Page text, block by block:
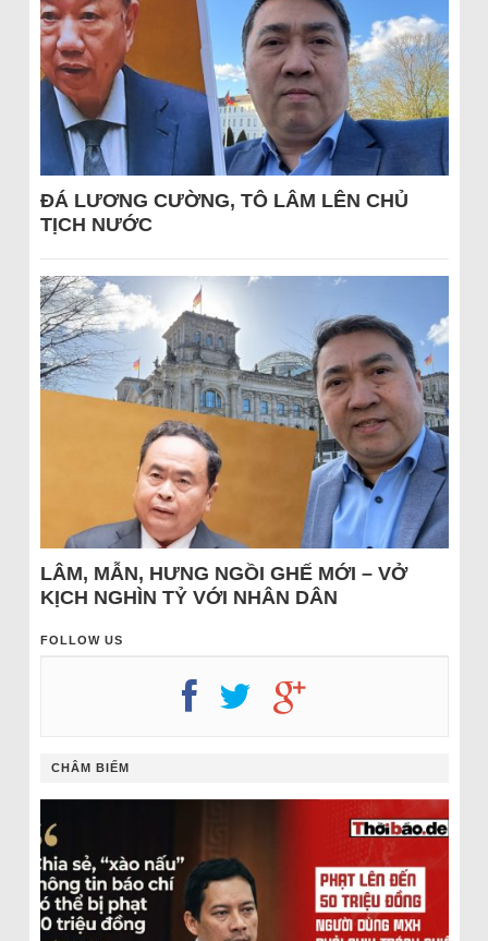
ĐÁ LƯƠNG CƯỜNG, TÔ LÂM LÊN CHỦ
TỊCH NƯỚC
LÂM, MẪN, HƯNG NGỒI GHẾ MỚI – VỞ
KỊCH NGHÌN TỶ VỚI NHÂN DÂN
FOLLOW US
CHÂM BIẾM